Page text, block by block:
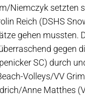
Niemczyk setzten
Reich (DSHS
gehen mussten.
gegen
SC) durch
Volleys/VV
Anne Matthes